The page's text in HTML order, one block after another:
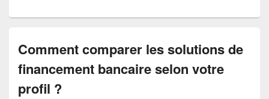
Comment comparer les solutions de
financement bancaire selon votre
profil ?